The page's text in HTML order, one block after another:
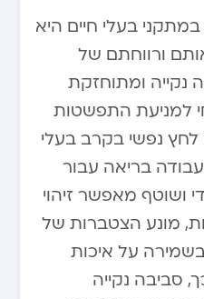
במתקני בעלי חיים היא
ורווחתם של
נקייה ומתוחזקת
למניעת התפשטות
לחץ נפשי בקרב בעלי
בריאה עבור
ושוטף מאפשר זיהוי
מונע הצטברות של
בשמירה על איכות
סביבה נקייה